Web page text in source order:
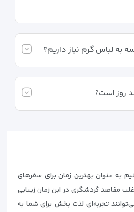
به لباس گرم نیاز داریم؟
روز است؟
به عنوان بهترین زمان برای سفرهای
مقاصد گردشگری در این زمان زیبایی
تجربه‌ای لذت بخش برای شما به